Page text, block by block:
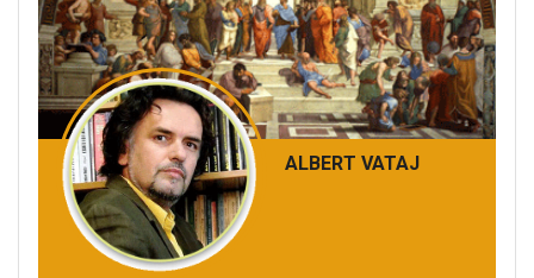
ALBERT VATAJ